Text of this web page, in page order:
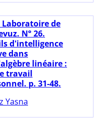
Laboratoire de
N° 26.
d'intelligence
dans
linéaire :
travail
p. 31-48.
Yasna